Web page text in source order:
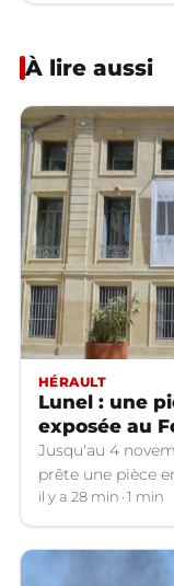
À lire aussi
HÉRAULT
Lunel : une
exposée au
Jusqu'au 4
prête une pièce
Villeneuve-lez-
il y a 28 min 1 min